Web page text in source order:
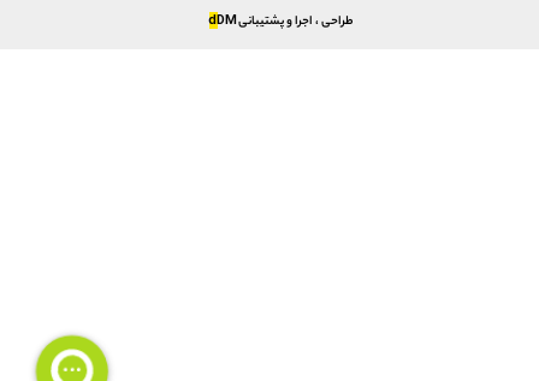
طراحی ، اجرا و پشتیبانی dDM